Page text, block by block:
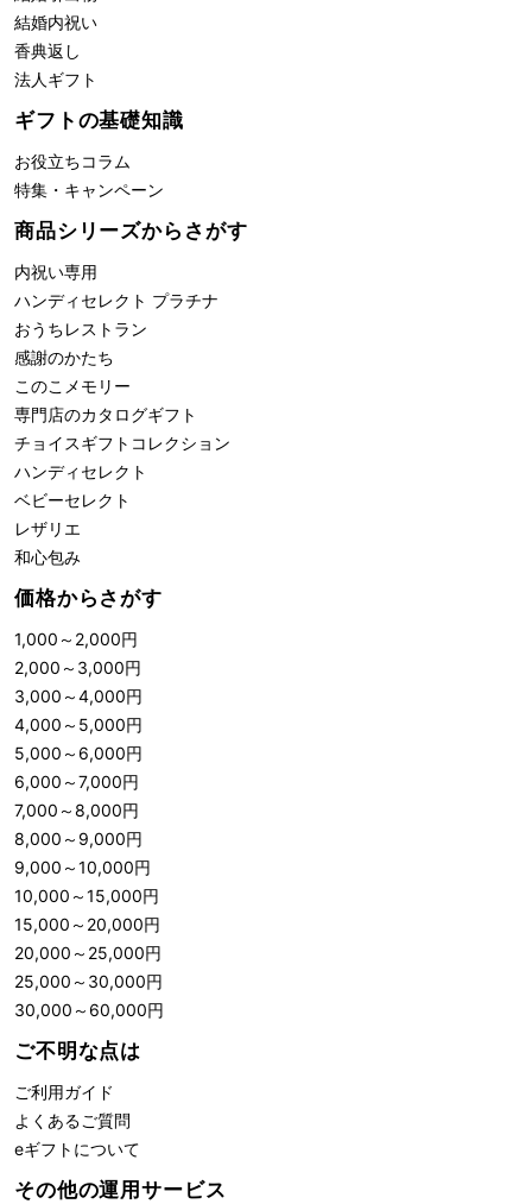
結婚内祝い
香典返し
法人ギフト
ギフトの基礎知識
お役立ちコラム
特集・キャンペーン
商品シリーズからさがす
内祝い専用
ハンディセレクト プラチナ
おうちレストラン
感謝のかたち
このこメモリー
専門店のカタログギフト
チョイスギフトコレクション
ハンディセレクト
ベビーセレクト
レザリエ
和心包み
価格からさがす
1,000 ～ 2,000円
2,000 ～ 3,000円
3,000 ～4,000円
4,000 ～ 5,000円
5,000 ～ 6,000円
6,000 ～7,000円
7,000 ～8,000円
8,000 ～ 9,000円
9,000 ～10,000円
10,000 ～15,000円
15,000 ～ 20,000円
20,000 ～ 25,000円
25,000 ～ 30,000円
30,000 ～ 60,000円
ご不明な点は
ご利用ガイド
よくあるご質問
eギフトについて
その他の運用サービス